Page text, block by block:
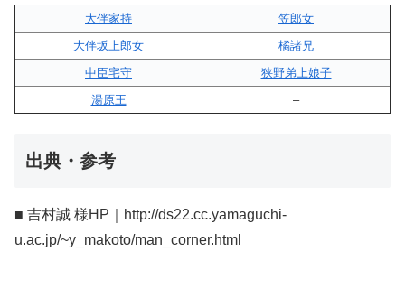
大伴家持
笠郎女
大伴坂上郎女
橘諸兄
中臣宅守
狭野弟上娘子
湯原王
–
出典・参考
■ 吉村誠 様HP｜http://ds22.cc.yamaguchi-
u.ac.jp/~y_makoto/man_corner.html